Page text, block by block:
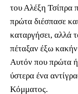
του Αλέξη Τσίπρα
πρώτα διέσπασε
καταργήσει, αλλά
πέταξαν έξω
Αυτόν που πρώτα
ύστερα ένα
Κόμματος.